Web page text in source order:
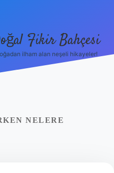
Fikir Bahçesi
ilham alan neşeli hikayeler!
NELERE